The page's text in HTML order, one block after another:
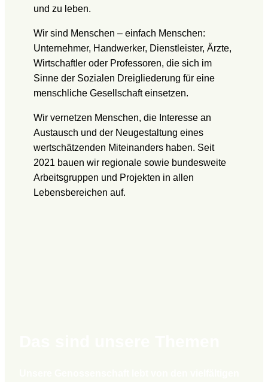
und zu leben.
Wir sind Menschen – einfach Menschen:
Unternehmer, Handwerker, Dienstleister, Ärzte,
Wirtschaftler oder Professoren, die sich im
Sinne der Sozialen Dreigliederung für eine
menschliche Gesellschaft einsetzen.
Wir vernetzen Menschen, die Interesse an
Austausch und der Neugestaltung eines
wertschätzenden Miteinanders haben. Seit
2021 bauen wir regionale sowie bundesweite
Arbeitsgruppen und Projekten in allen
Lebensbereichen auf.